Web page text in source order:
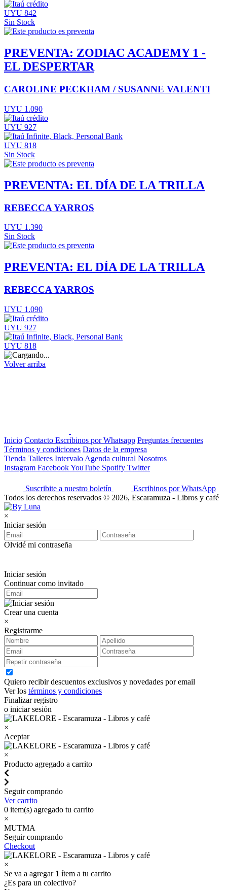
UYU 842
Sin Stock
PREVENTA: ZODIAC ACADEMY 1 -
EL DESPERTAR
CAROLINE PECKHAM / SUSANNE VALENTI
UYU 1.090
UYU 927
UYU 818
Sin Stock
PREVENTA: EL DÍA DE LA TRILLA
REBECCA YARROS
UYU 1.390
Sin Stock
PREVENTA: EL DÍA DE LA TRILLA
REBECCA YARROS
UYU 1.090
UYU 927
UYU 818
Volver arriba
Inicio Contacto Escribinos por Whatsapp Preguntas frecuentes
Términos y condiciones Datos de la empresa
Tienda Talleres Intervalo Agenda cultural Nosotros
Instagram FacebookYouTube Spotify Twitter
Suscribite a nuestro boletín
Escribinos por WhatsApp
Todos los derechos reservados © 2026, Escaramuza - Libros y café
×
Iniciar sesión
Olvidé mi contraseña
Iniciar sesión
Continuar como invitado
Crear una cuenta
×
Registrarme
Quiero recibir descuentos exclusivos y novedades por email
Ver los términos y condiciones
Finalizar registro
o iniciar sesión
×
Aceptar
×
Producto agregado a carrito
Seguir comprando
Ver carrito
0 item(s) agregado tu carrito
×
MUTMA
Seguir comprando
Checkout
×
Se va a agregar 1 ítem a tu carrito
¿Es para un colectivo?